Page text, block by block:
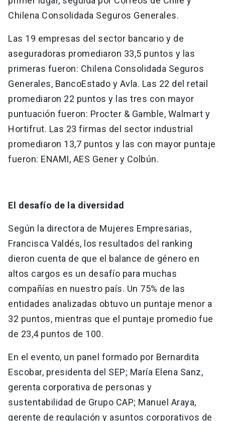
Chilena Consolidada Seguros Generales.
Las 19 empresas del sector bancario y de
aseguradoras promediaron 33,5 puntos y las
primeras fueron: Chilena Consolidada Seguros
Generales, BancoEstado y Avla. Las 22 del retail
promediaron 22 puntos y las tres con mayor
puntuación fueron: Procter & Gamble, Walmart y
Hortifrut. Las 23 firmas del sector industrial
promediaron 13,7 puntos y las con mayor puntaje
fueron: ENAMI, AES Gener y Colbún.
El desafío de la diversidad
Según la directora de Mujeres Empresarias,
Francisca Valdés, los resultados del ranking
dieron cuenta de que el balance de género en
altos cargos es un desafío para muchas
compañías en nuestro país. Un 75% de las
entidades analizadas obtuvo un puntaje menor a
32 puntos, mientras que el puntaje promedio fue
de 23,4 puntos de 100.
En el evento, un panel formado por Bernardita
Escobar, presidenta del SEP; María Elena Sanz,
gerenta corporativa de personas y
sustentabilidad de Grupo CAP; Manuel Araya,
gerente de regulación y asuntos corporativos de